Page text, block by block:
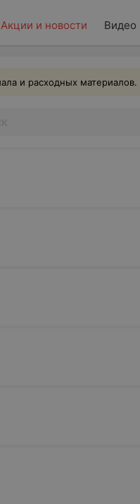
Акции и новости Видео
и расходных материалов.